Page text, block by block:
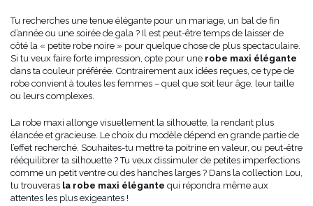
Tu recherches une tenue élégante pour un mariage, un bal de fin
d’année ou une soirée de gala ? Il est peut-être temps de laisser de
côté la « petite robe noire » pour quelque chose de plus spectaculaire.
Si tu veux faire forte impression, opte pour une robe maxi élégante
dans ta couleur préférée. Contrairement aux idées reçues, ce type de
robe convient à toutes les femmes – quel que soit leur âge, leur taille
ou leurs complexes.
La robe maxi allonge visuellement la silhouette, la rendant plus
élancée et gracieuse. Le choix du modèle dépend en grande partie de
l’effet recherché. Souhaites-tu mettre ta poitrine en valeur, ou peut-être
rééquilibrer ta silhouette ? Tu veux dissimuler de petites imperfections
comme un petit ventre ou des hanches larges ? Dans la collection Lou,
tu trouveras la robe maxi élégante qui répondra même aux
attentes les plus exigeantes !